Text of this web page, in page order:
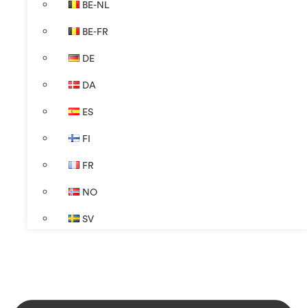
BE-NL
BE-FR
DE
DA
ES
FI
FR
NO
SV